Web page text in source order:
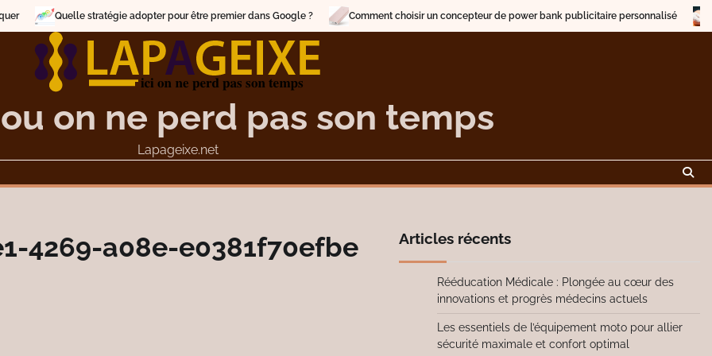
Quelle stratégie adopter pour être premier dans Google ? Comment choisir un concepteur de power bank publicitaire personnalisé
on ne perd pas son temps
Lapageixe.net
4269-a08e-e0381f70efbe Articles récents
Rééducation Médicale : Plongée au cœur des
innovations et progrès médecins actuels
Les essentiels de l’équipement moto pour allier
sécurité maximale et confort optimal